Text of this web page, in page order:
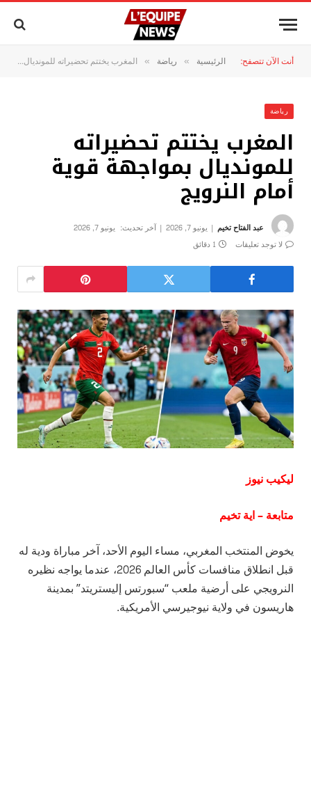
أنت الآن تتصفح: الرئيسية » رياضة » المغرب يختتم تحضيراته للمونديال بمواجهة قوية أمام النرويج
رياضة
المغرب يختتم تحضيراته
للمونديال بمواجهة قوية
أمام النرويج
عبد الفتاح تخيم يونيو 7, 2026 آخر تحديث: يونيو 7, 2026
لا توجد تعليقات
1 دقائق
ليكيب نيوز
متابعة – اية تخيم
يخوض المنتخب المغربي، مساء اليوم الأحد، آخر مباراة ودية له
قبل انطلاق منافسات كأس العالم 2026، عندما يواجه نظيره
النرويجي على أرضية ملعب “سبورتس إليستريتد” بمدينة
هاريسون في ولاية نيوجيرسي الأمريكية.